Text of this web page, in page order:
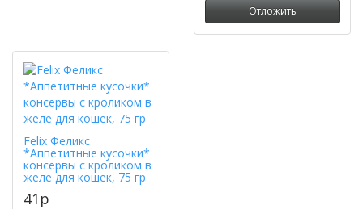
Отложить
Felix Феликс
*Аппетитные кусочки*
консервы с кроликом в
желе для кошек, 75 гр
41 p